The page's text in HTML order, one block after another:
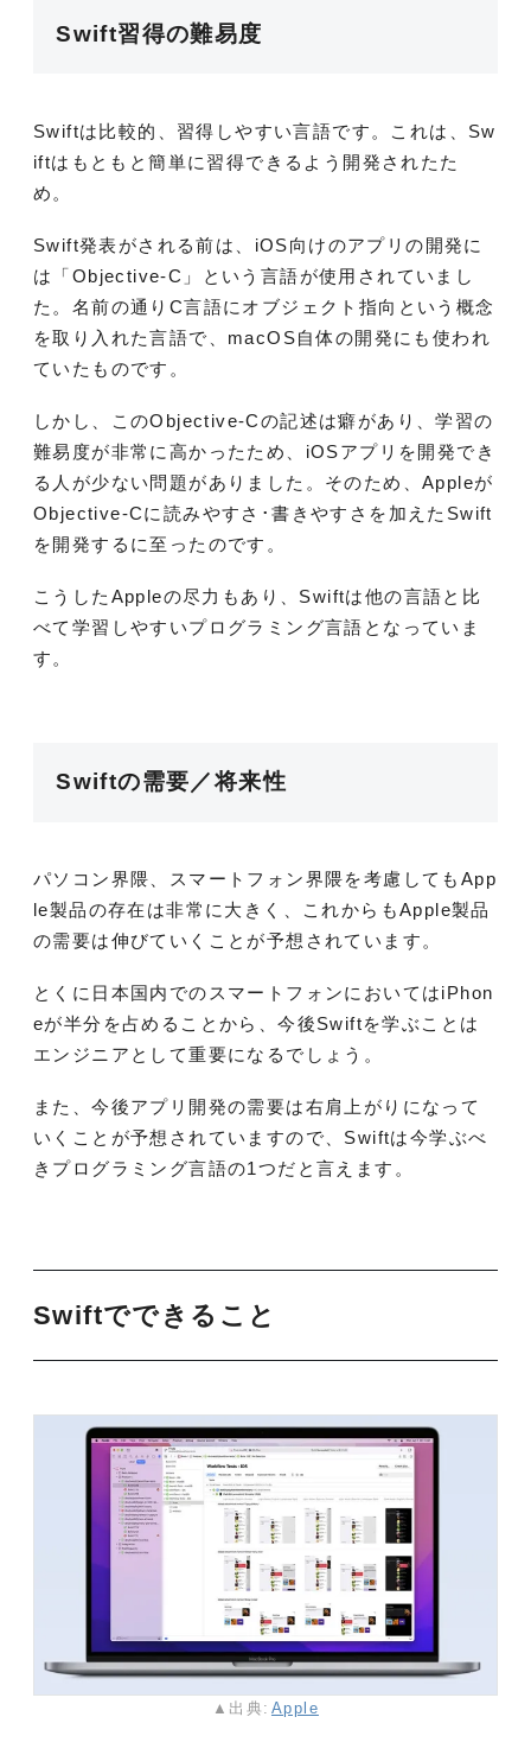
Swift習得の難易度
Swiftは比較的、習得しやすい言語です。これは、Sw
iftはもともと簡単に習得できるよう開発されたた
め。
Swift発表がされる前は、iOS向けのアプリの開発に
は「Objective-C」という言語が使用されていまし
た。名前の通りC言語にオブジェクト指向という概念
を取り入れた言語で、macOS自体の開発にも使われ
ていたものです。
しかし、このObjective-Cの記述は癖があり、学習の
難易度が非常に高かったため、iOSアプリを開発でき
る人が少ない問題がありました。そのため、Appleが
Objective-Cに読みやすさ･書きやすさを加えたSwift
を開発するに至ったのです。
こうしたAppleの尽力もあり、Swiftは他の言語と比
べて学習しやすいプログラミング言語となっていま
す。
Swiftの需要／将来性
パソコン界隈、スマートフォン界隈を考慮してもApp
le製品の存在は非常に大きく、これからもApple製品
の需要は伸びていくことが予想されています。
とくに日本国内でのスマートフォンにおいてはiPhon
eが半分を占めることから、今後Swiftを学ぶことは
エンジニアとして重要になるでしょう。
また、今後アプリ開発の需要は右肩上がりになって
いくことが予想されていますので、Swiftは今学ぶべ
きプログラミング言語の1つだと言えます。
Swiftでできること
▲出典: Apple